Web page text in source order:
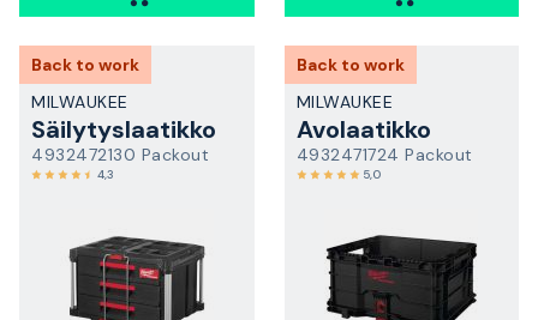
Back to work
MILWAUKEE
Säilytyslaatikko
4932472130 Packout
4,3
Back to work
MILWAUKEE
Avolaatikko
4932471724 Packout
5,0